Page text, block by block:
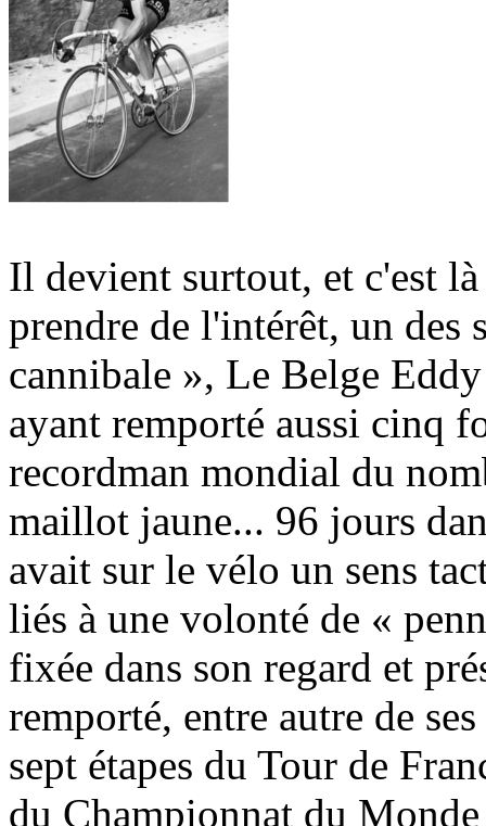
Il devient surtout, et c'est
prendre de l'intérêt, un des
cannibale », Le Belge
ayant remporté aussi cinq
recordman mondial du
maillot jaune... 96 jours
avait sur le vélo un sens
liés à une volonté de «
fixée dans son regard et
remporté, entre autre de
sept étapes du Tour de
du Championnat du